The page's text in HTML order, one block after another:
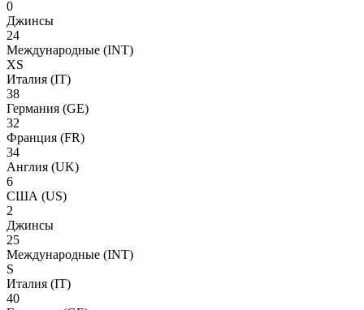
0
Джинсы
24
Международные (INT)
XS
Италия (IT)
38
Германия (GE)
32
Франция (FR)
34
Англия (UK)
6
США (US)
2
Джинсы
25
Международные (INT)
S
Италия (IT)
40